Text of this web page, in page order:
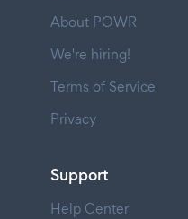
About POWR
We're hiring!
Terms of Service
Privacy
Support
Help Center